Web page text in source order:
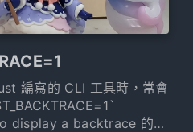
編寫的 CLI 工具時，常會
display a backtrace 的錯